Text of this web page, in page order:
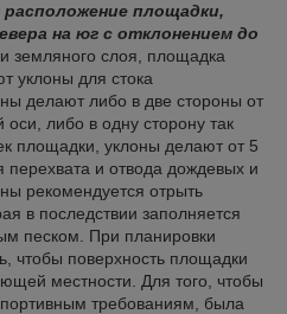
площадки,
на юг с отклонением до
земляного слоя, площадка
уклоны для стока
делают либо в две стороны от
либо в одну сторону так
площадки, уклоны делают от 5
и отвода дождевых и
рекомендуется отрыть
в последствии заполняется
песком. При планировки
чтобы поверхность площадки
местности. Для того, чтобы
требованиям, была